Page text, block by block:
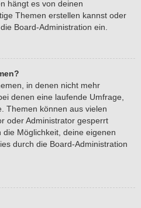
hängt es von deinen
Themen erstellen kannst oder
Board-Administration ein.
in denen nicht mehr
denen eine laufende Umfrage,
Themen können aus vielen
oder Administrator gesperrt
Möglichkeit, deine eigenen
durch die Board-Administration